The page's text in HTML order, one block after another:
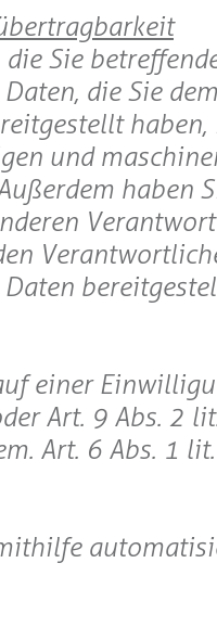
die Sie
die Sie dem
haben,
und
haben
einer
Art. 9 Abs. 2
Art. 6 Abs. 1 lit.